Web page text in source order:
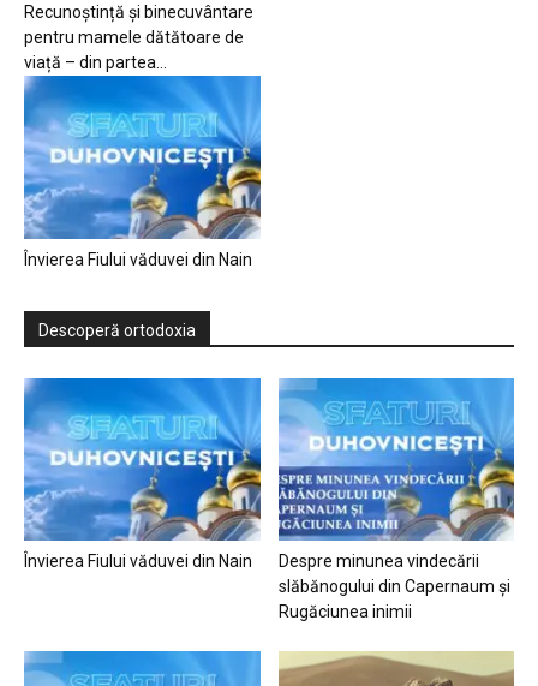
Recunoștință și binecuvântare
pentru mamele dătătoare de
viață – din partea...
Învierea Fiului văduvei din Nain
Descoperă ortodoxia
Învierea Fiului văduvei din Nain
Despre minunea vindecării
slăbănogului din Capernaum și
Rugăciunea inimii